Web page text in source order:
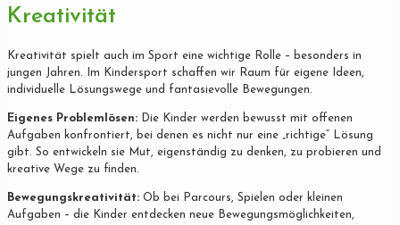
Kreativität
Kreativität spielt auch im Sport eine wichtige Rolle – besonders in
jungen Jahren. Im Kindersport schaffen wir Raum für eigene Ideen,
individuelle Lösungswege und fantasievolle Bewegungen.
Eigenes Problemlösen: Die Kinder werden bewusst mit offenen
Aufgaben konfrontiert, bei denen es nicht nur eine „richtige“ Lösung
gibt. So entwickeln sie Mut, eigenständig zu denken, zu probieren und
kreative Wege zu finden.
Bewegungskreativität: Ob bei Parcours, Spielen oder kleinen
Aufgaben – die Kinder entdecken neue Bewegungsmöglichkeiten,